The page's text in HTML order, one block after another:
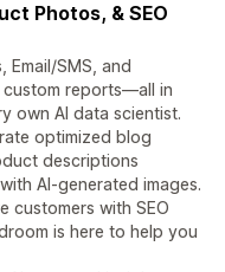
Photos, & SEO
Email/SMS, and
reports—all in
own AI data scientist.
optimized blog
descriptions
AI-generated images.
customers with SEO
is here to help you